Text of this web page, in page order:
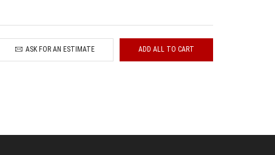
ASK FOR AN ESTIMATE ADD ALL TO CART